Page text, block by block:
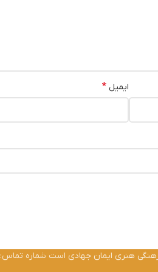
ایمیل *
ایمان جهادی است شماره تماس: 02533551212